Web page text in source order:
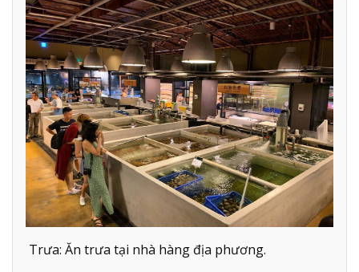
Trưa: Ăn trưa tại nhà hàng địa phương.